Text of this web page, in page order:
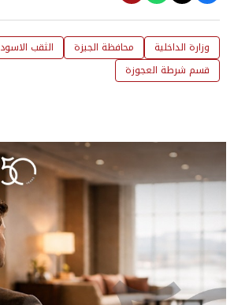
وزارة الداخلية محافظة الجيزة
الثقب الاسود
قسم شرطة العجوزة